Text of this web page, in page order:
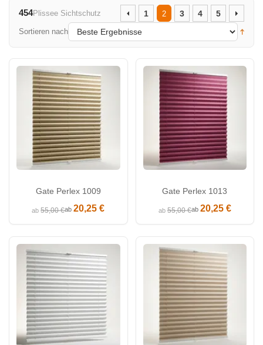
454Plissee Sichtschutz
Sortieren nach
1 2 3 4 5
Gate Perlex 1009
ab55,00 €ab20,25 €
Gate Perlex 1013
ab55,00 €ab 20,25 €